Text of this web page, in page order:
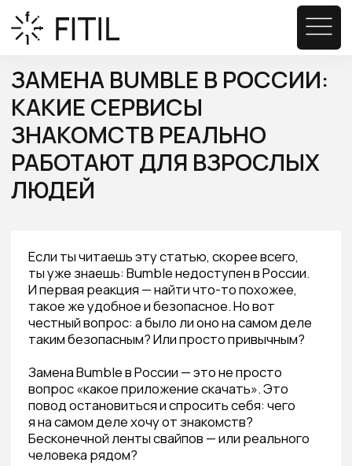
Если ты читаешь эту статью, скорее всего,
ты уже знаешь: Bumble недоступен в России.
Замена Bumble в России — это не просто
вопрос «какое приложение скачать». Это
повод остановиться и спросить себя: чего
я на самом деле хочу от знакомств?
Бесконечной ленты свайпов — или реального
человека рядом?
Мы в FITIL убеждены: уход западных
Не для того, чтобы скопировать Bumble,
а чтобы сделать лучше.
ПОЧЕМУ BUMBLE УШЁЛ — И ЧТО
ЭТО ЗНАЧИТ ДЛЯ
РОССИЙСКИХ
ПОЛЬЗОВАТЕЛЕЙ
В 2022 году Bumble, как и ряд других
КАКИЕ СЕРВИСЫ
ЗНАКОМСТВ РЕАЛЬНО
РАБОТАЮТ ДЛЯ ВЗРОСЛЫХ
ЛЮДЕЙ